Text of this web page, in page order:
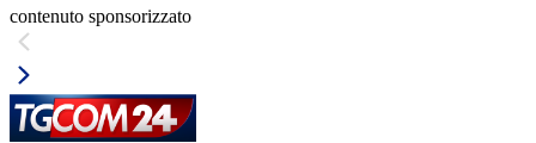
contenuto sponsorizzato